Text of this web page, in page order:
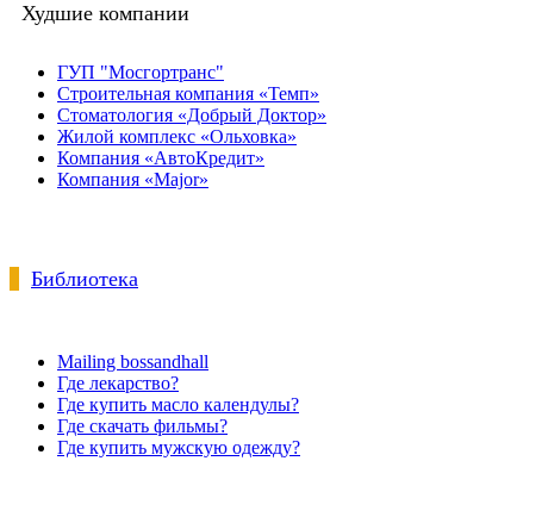
Худшие компании
ГУП "Мосгортранс"
Строительная компания «Темп»
Стоматология «Добрый Доктор»
Жилой комплекс «Ольховка»
Компания «АвтоКредит»
Компания «Major»
Библиотека
Mailing bossandhall
Где лекарство?
Где купить масло календулы?
Где скачать фильмы?
Где купить мужскую одежду?